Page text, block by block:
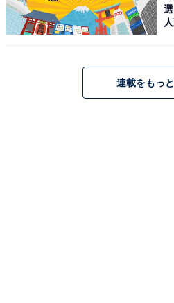
日立 オーブンレンジ 27L MRO-
お手入れ簡単 250℃1段式オーブ
連載をもっ